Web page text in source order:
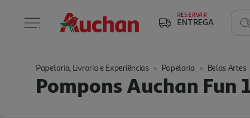
RESERVAR
ENTREGA
Papelaria, Livraria e Experiências Papelaria Belas Artes
Pompons Auchan Fun